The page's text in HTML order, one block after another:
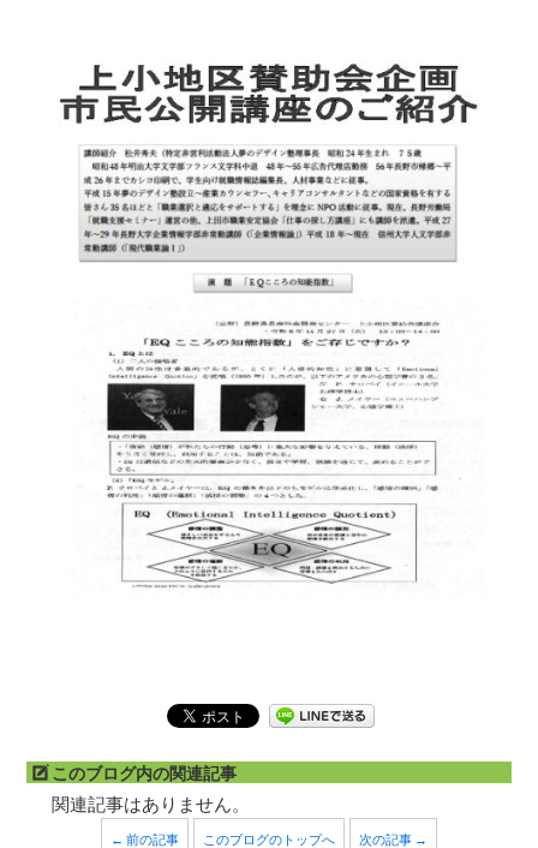
このブログ内の関連記事
関連記事はありません。
← 前の記事 このブログのトップへ 次の記事 →